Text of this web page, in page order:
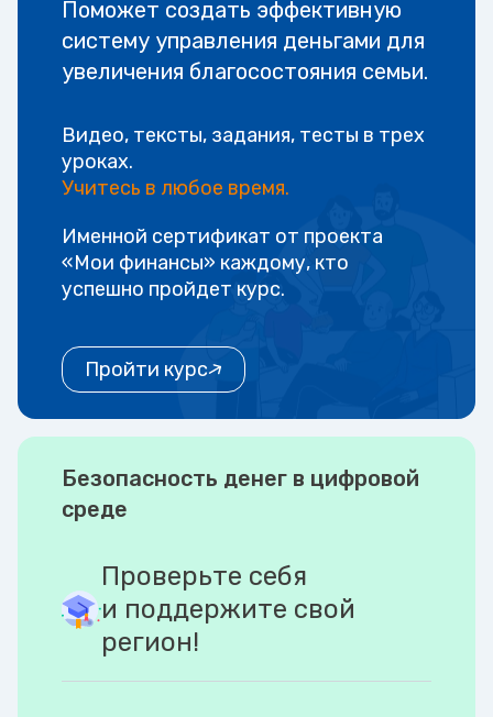
Поможет создать эффективную
систему управления деньгами для
увеличения благосостояния семьи.
Видео, тексты, задания, тесты в трех
уроках.
Учитесь в любое время.
Именной сертификат от проекта
«Мои финансы» каждому, кто
успешно пройдет курс.
Пройти курс
Безопасность денег в цифровой
среде
Проверьте себя
и поддержите свой
регион!